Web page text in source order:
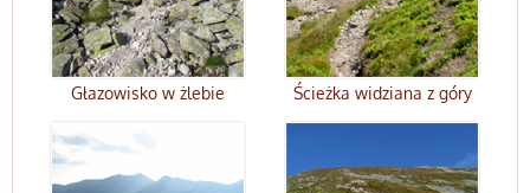
Głazowisko w żlebie Ścieżka widziana z góry